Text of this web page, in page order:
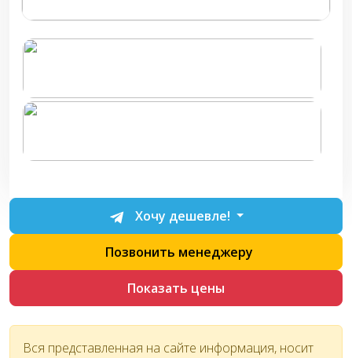
Хочу дешевле!
Позвонить менеджеру
Показать цены
Вся представленная на сайте информация, носит